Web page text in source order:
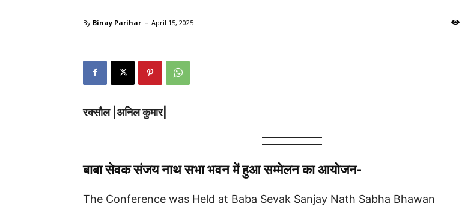
By Binay Parihar - April 15, 2025
रक्सौल |अनिल कुमार|
बाबा सेवक संजय नाथ सभा भवन में हुआ सम्मेलन का आयोजन-
The Conference was Held at Baba Sevak Sanjay Nath Sabha Bhawan